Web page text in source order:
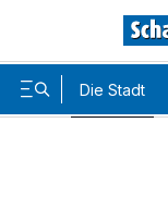
Die Stadt